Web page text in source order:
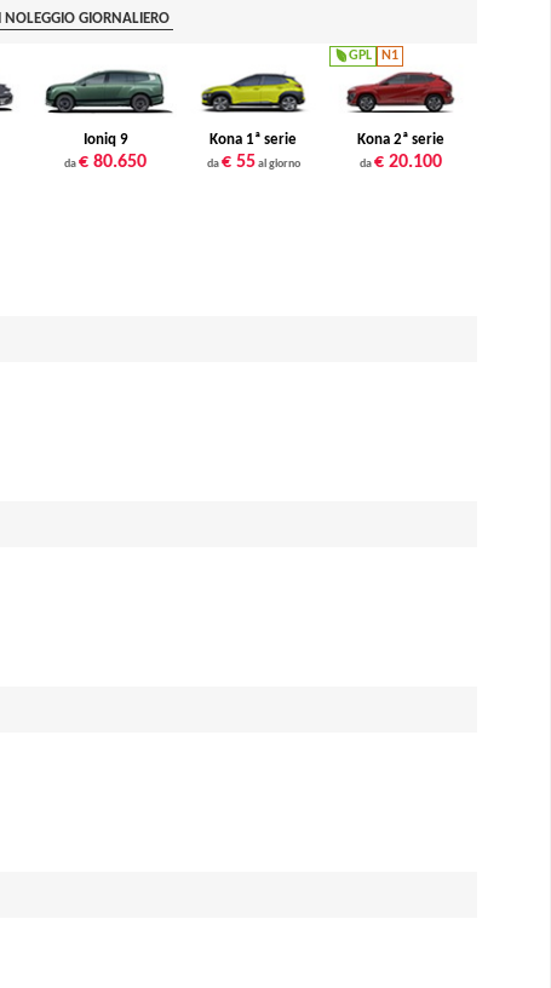
NOLEGGIO GIORNALIERO
Ioniq 9
da € 80.650
Kona 1ª serie
da € 55al giorno
GPL N1
Kona 2ª serie
da € 20.100